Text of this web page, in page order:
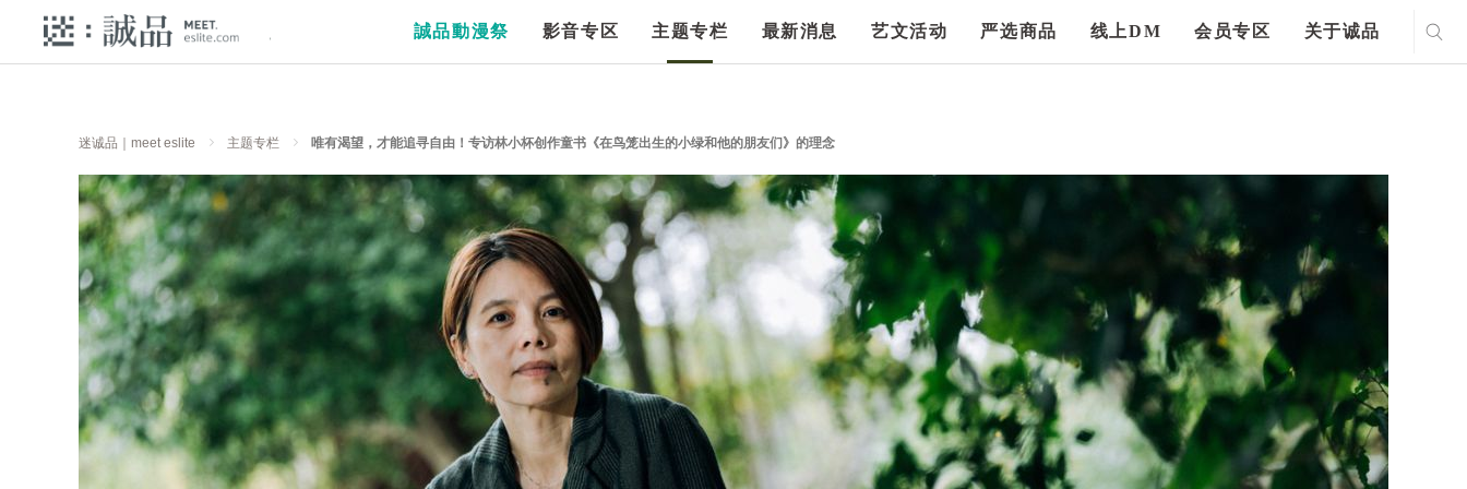
誠品動漫祭 影音专区 主题专栏 最新消息 艺文活动 严选商品 线上DM 会员专区 关于诚品
迷诚品｜meet eslite 主题专栏 唯有渴望，才能追寻自由！专访林小杯创作童书《在鸟笼出生的小绿和他的朋友们》的理念